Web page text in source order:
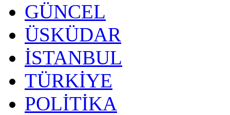
GÜNCEL
ÜSKÜDAR
İSTANBUL
TÜRKİYE
POLİTİKA